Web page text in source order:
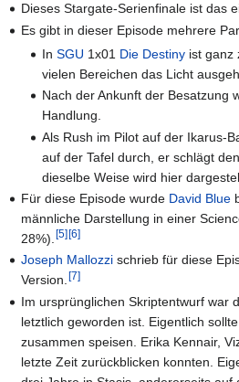
Dieses Stargate-Serienfinale ist das
Es gibt in dieser Episode mehrere
In SGU 1x01 Die Destinyist ganz
vielen Bereichen das Licht
Nach der Ankunft der Besatzung
Handlung.
Als Rush im Pilot auf der Ikarus-
auf der Tafel durch, er schlägt
dieselbe Weise wird hier
Für diese Episode wurde David Blue
männliche Darstellung in einer
28%). [5] [6]
Joseph Mallozzi schrieb für diese
Version.[7]
Im ursprünglichen Skriptentwurf war
letztlich geworden ist. Eigentlich
zusammen speisen. Erika Kennair,
letzte Zeit zurückblicken konnten.